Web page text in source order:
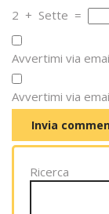
2 + Sette =
Avvertimi via
Avvertimi via
Ricerca